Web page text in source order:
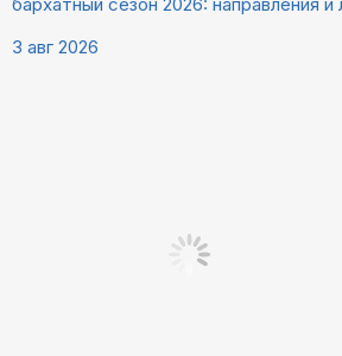
бархатный сезон 2026: направления
3 авг 2026